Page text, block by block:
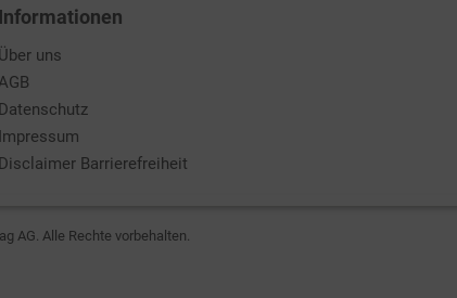
Informationen
Über uns
Datenschutz
Impressum
Disclaimer Barrierefreiheit
AG. Alle Rechte vorbehalten.